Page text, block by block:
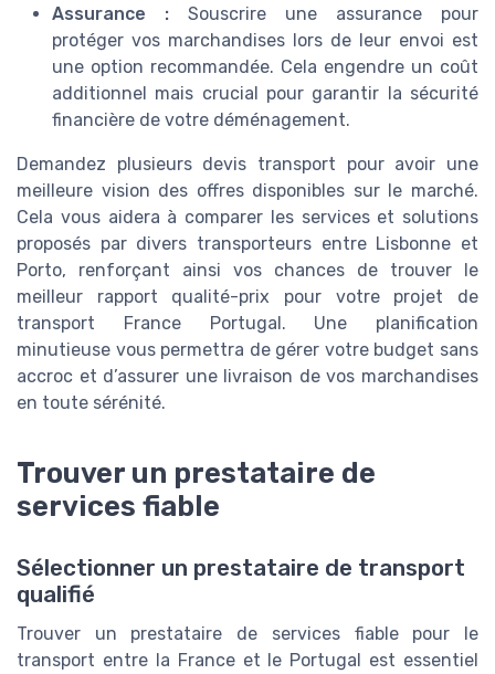
Assurance : Souscrire une assurance pour
protéger vos marchandises lors de leur envoi est
une option recommandée. Cela engendre un coût
additionnel mais crucial pour garantir la sécurité
financière de votre déménagement.
Demandez plusieurs devis transport pour avoir une
meilleure vision des offres disponibles sur le marché.
Cela vous aidera à comparer les services et solutions
proposés par divers transporteurs entre Lisbonne et
Porto, renforçant ainsi vos chances de trouver le
meilleur rapport qualité-prix pour votre projet de
transport France Portugal. Une planification
minutieuse vous permettra de gérer votre budget sans
accroc et d’assurer une livraison de vos marchandises
en toute sérénité.
Trouver un prestataire de
services fiable
Sélectionner un prestataire de transport
qualifié
Trouver un prestataire de services fiable pour le
transport entre la France et le Portugal est essentiel